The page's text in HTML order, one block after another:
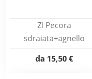
ZI Pecora
sdraiata+agnello
da 15,50 €